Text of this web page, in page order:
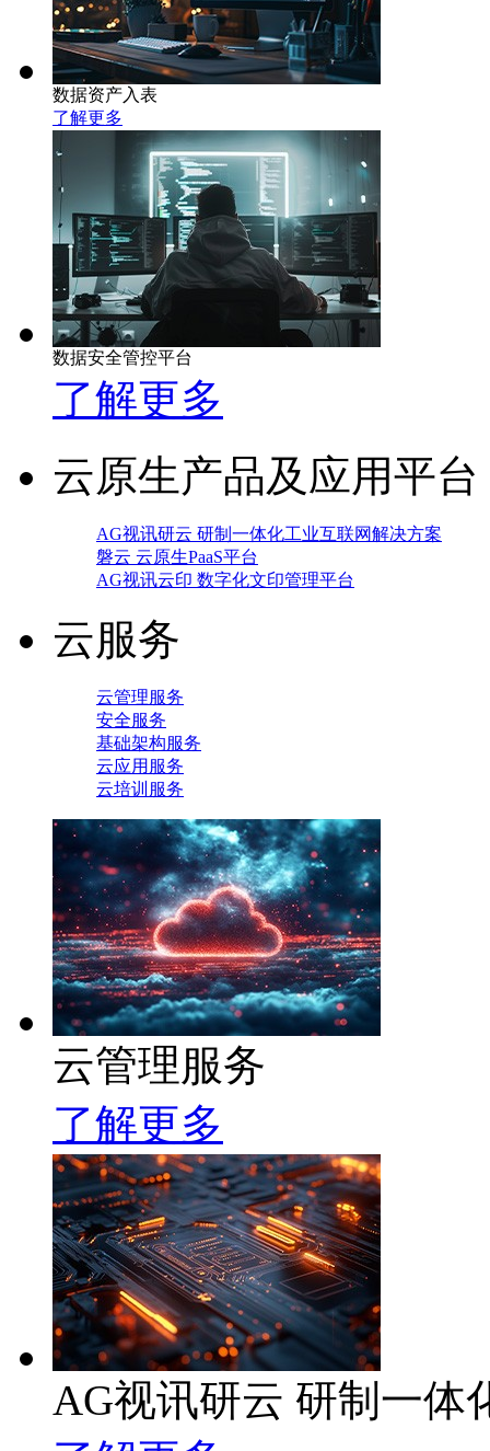
数据资产入表
了解更多
数据安全管控平台
了解更多
云原生产品及应用平台
AG视讯研云 研制一体化工业互联网解决方案
磐云 云原生PaaS平台
AG视讯云印 数字化文印管理平台
云服务
云管理服务
安全服务
基础架构服务
云应用服务
云培训服务
云管理服务
了解更多
AG视讯研云 研制一体